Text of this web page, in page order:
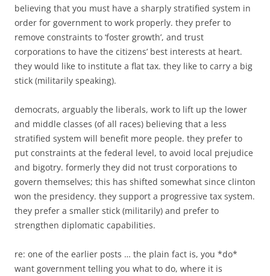
believing that you must have a sharply stratified system in
order for government to work properly. they prefer to
remove constraints to ‘foster growth’, and trust
corporations to have the citizens’ best interests at heart.
they would like to institute a flat tax. they like to carry a big
stick (militarily speaking).
democrats, arguably the liberals, work to lift up the lower
and middle classes (of all races) believing that a less
stratified system will benefit more people. they prefer to
put constraints at the federal level, to avoid local prejudice
and bigotry. formerly they did not trust corporations to
govern themselves; this has shifted somewhat since clinton
won the presidency. they support a progressive tax system.
they prefer a smaller stick (militarily) and prefer to
strengthen diplomatic capabilities.
re: one of the earlier posts … the plain fact is, you *do*
want government telling you what to do, where it is